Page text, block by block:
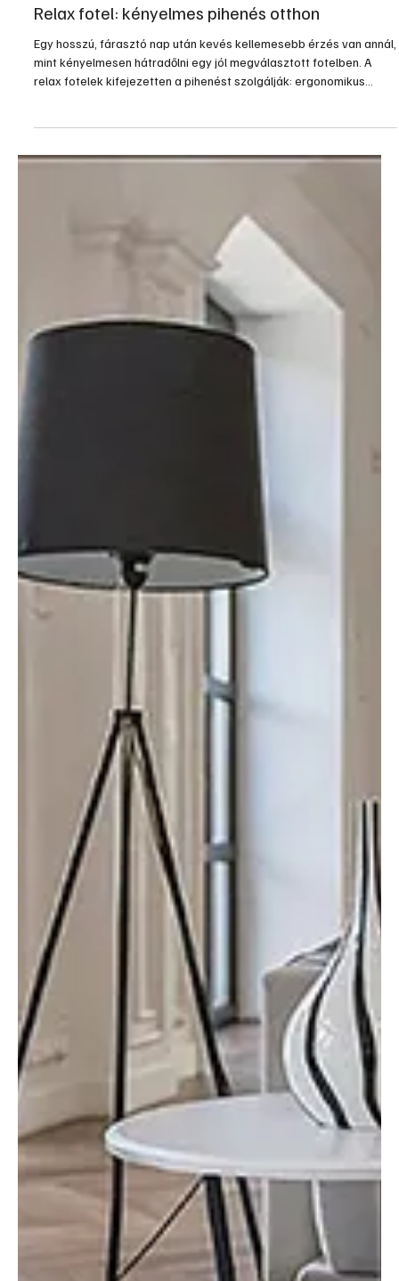
Relax fotel: kényelmes pihenés otthon
Egy hosszú, fárasztó nap után kevés kellemesebb érzés van annál,
mint kényelmesen hátradőlni egy jól megválasztott fotelben. A
relax fotelek kifejezetten a pihenést szolgálják: ergonomikus
kialakításuk tehermentesíti a gerincet, javítja a komfortérzetet, és
egyes típusok még masszázsfunkcióval is segítik a
kikapcsolódást.